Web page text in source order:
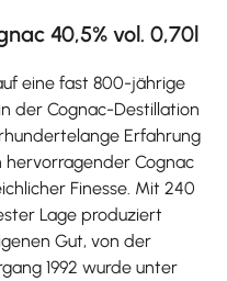
40,5% vol. 0,70l
eine fast 800-jährige
der Cognac-Destillation
Erfahrung
hervorragender Cognac
Finesse. Mit 240
Lage produziert
Gut, von der
1992 wurde unter